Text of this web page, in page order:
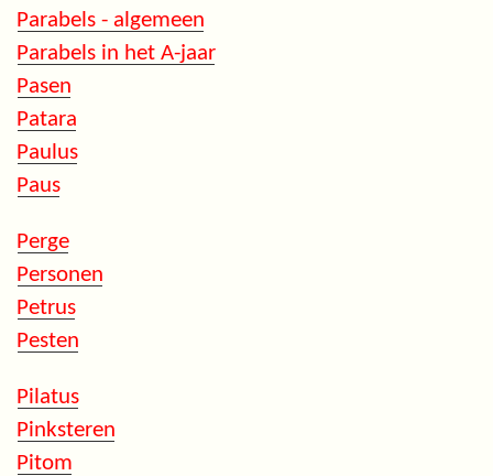
Parabels - algemeen
Parabels in het A-jaar
Pasen
Patara
Paulus
Paus
Perge
Personen
Petrus
Pesten
Pilatus
Pinksteren
Pitom